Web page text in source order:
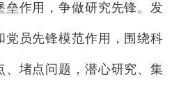
作用，争做研究先锋。发
党员先锋模范作用，围绕科
、堵点问题，潜心研究、集